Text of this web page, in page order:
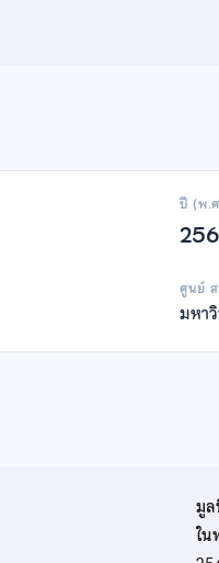
ปี (พ.
ศูนย์
มหา
มู
ใน